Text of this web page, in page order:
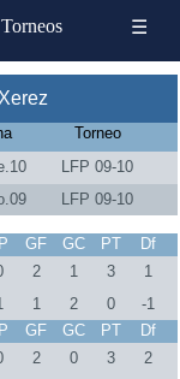
Torneos ☰
Torneo
LFP 09-10
LFP 09-10
GF GC PT
Df
2 1 3
1
1 2 0
-1
GF GC PT
Df
2 0 3
2